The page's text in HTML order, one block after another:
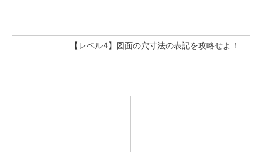
【レベル4】図面の穴寸法の表記を攻略せよ！